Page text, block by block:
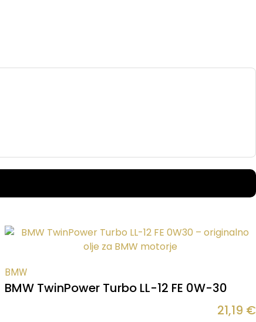
BMW
BMW TwinPower Turbo LL-12 FE 0W-30
21,19 €